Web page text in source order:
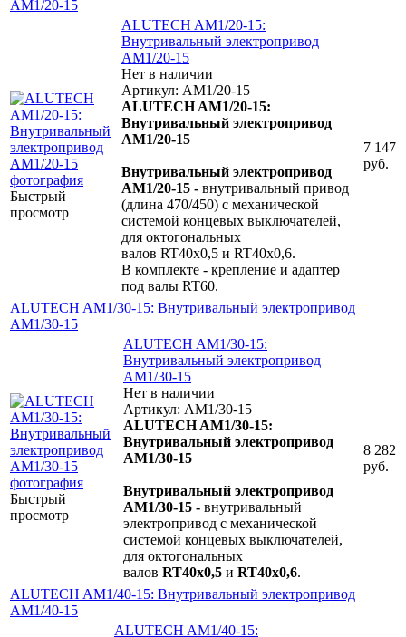
AM1/20-15
Быстрый
просмотр
ALUTECH AM1/20-15:
Внутривальный электропривод
AM1/20-15
Нет в наличии
Артикул: AM1/20-15
ALUTECH AM1/20-15:
Внутривальный электропривод
AM1/20-15
Внутривальный электропривод
AM1/20-15 - внутривальный привод
(длина 470/450) с механической
системой концевых выключателей,
для октогональных
валов RT40х0,5 и RT40х0,6.
В комплекте - крепление и адаптер
под валы RT60.
7 147
руб.
ALUTECH AM1/30-15: Внутривальный электропривод
AM1/30-15
Быстрый
просмотр
ALUTECH AM1/30-15:
Внутривальный электропривод
AM1/30-15
Нет в наличии
Артикул: AM1/30-15
ALUTECH AM1/30-15:
Внутривальный электропривод
AM1/30-15
Внутривальный электропривод
AM1/30-15 - внутривальный
электропривод с механической
системой концевых выключателей,
для октогональных
валов RT40х0,5 и RT40х0,6.
8 282
руб.
ALUTECH AM1/40-15: Внутривальный электропривод
AM1/40-15
ALUTECH AM1/40-15: